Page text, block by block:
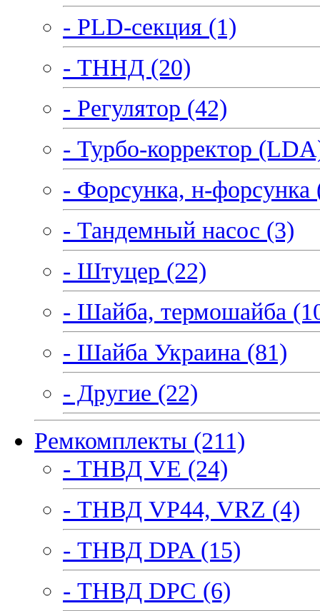
- PLD-секция (1)
- ТННД (20)
- Регулятор (42)
- Турбо-корректор
- Форсунка, н-форсунка
- Тандемный насос (3)
- Штуцер (22)
- Шайба, термошайба
- Шайба Украина (81)
- Другие (22)
Ремкомплекты (211)
- ТНВД VE (24)
- ТНВД VP44, VRZ (4)
- ТНВД DPA (15)
- ТНВД DPC (6)